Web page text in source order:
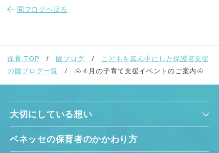
園ブログへ戻る
保育 TOP 園ブログ
こどもを真ん中にした保護者支援
の園ブログ一覧
🐴４月の子育て支援イベントのご案内🐴
大切にしている想い
ベネッセの保育者のかかわり方